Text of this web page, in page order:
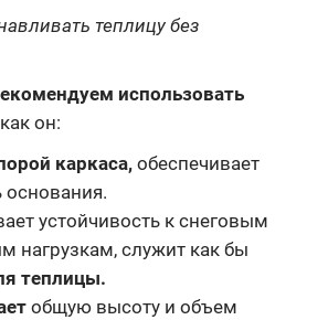
теплицу без
использовать
он:
каркаса,обеспечивает
основания.
устойчивость к снеговым
нагрузкам, служит как бы
теплицы.
общую высоту и объем